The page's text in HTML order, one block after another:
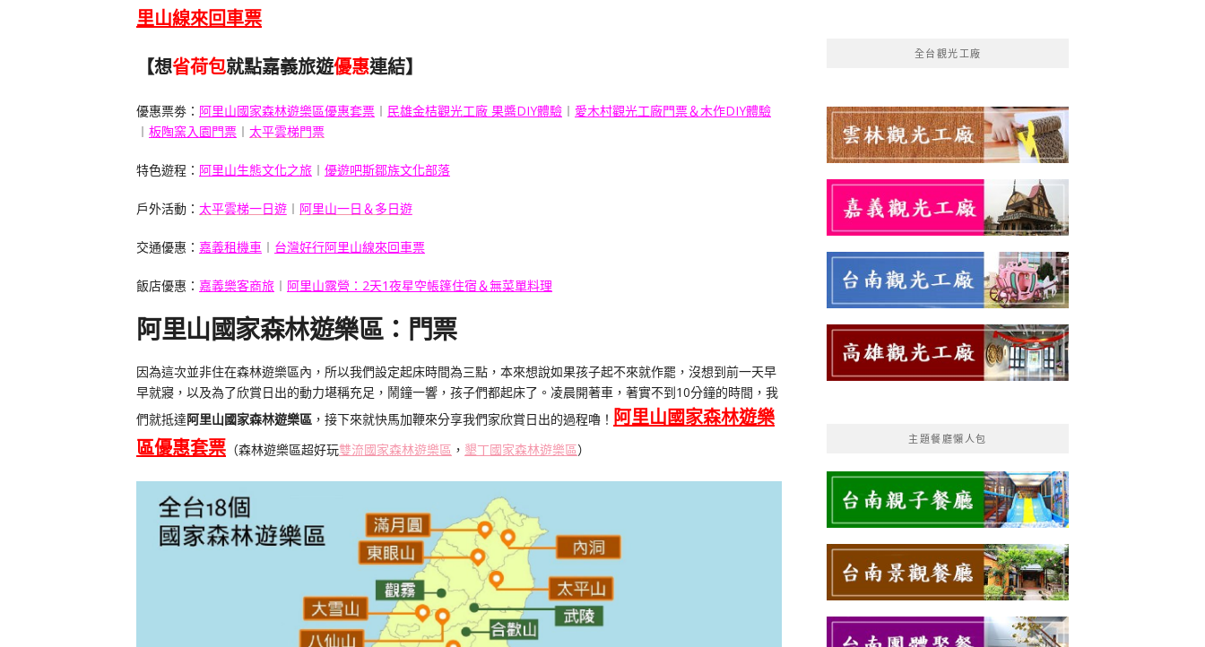
里山線來回車票
【想省荷包就點嘉義旅遊優惠連結】
優惠票劵： 阿里山國家森林遊樂區優惠套票 ︱ 民雄金桔觀光工廠 果醬DIY體驗 ︱ 愛木村觀光工廠門票＆木作DIY體驗
︱ 板陶窯入園門票 ︱ 太平雲梯門票
特色遊程： 阿里山生態文化之旅 ︱ 優遊吧斯鄒族文化部落
戶外活動： 太平雲梯一日遊 ︱ 阿里山一日＆多日遊
交通優惠： 嘉義租機車 ︱ 台灣好行阿里山線來回車票
飯店優惠： 嘉義樂客商旅 ︱ 阿里山露營：2天1夜星空帳篷住宿＆無菜單料理
阿里山國家森林遊樂區： 門票
因為這次並非住在森林遊樂區內，所以我們設定起床時間為三點，本來想說如果孩子起不來就作罷，沒想到前一天早
早就寢，以及為了欣賞日出的動力堪稱充足，鬧鐘一響，孩子們都起床了。凌晨開著車，著實不到10分鐘的時間，我
們就抵達阿里山國家森林遊樂區 ，接下來就快馬加鞭來分享我們家欣賞日出的過程嚕！ 阿里山國家森林遊樂
區優惠套票 （森林遊樂區超好玩雙流國家森林遊樂區 ， 墾丁國家森林遊樂區）
全台觀光工廠
主題餐廳懶人包